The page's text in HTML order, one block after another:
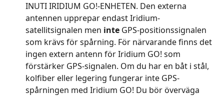
INUTI IRIDIUM GO!-ENHETEN. Den externa
antennen upprepar endast Iridium-
satellitsignalen men inte GPS-positionssignalen
som krävs för spårning. För närvarande finns det
ingen extern antenn för Iridium GO! som
förstärker GPS-signalen. Om du har en båt i stål,
kolfiber eller legering fungerar inte GPS-
spårningen med Iridium GO! Du bör överväga